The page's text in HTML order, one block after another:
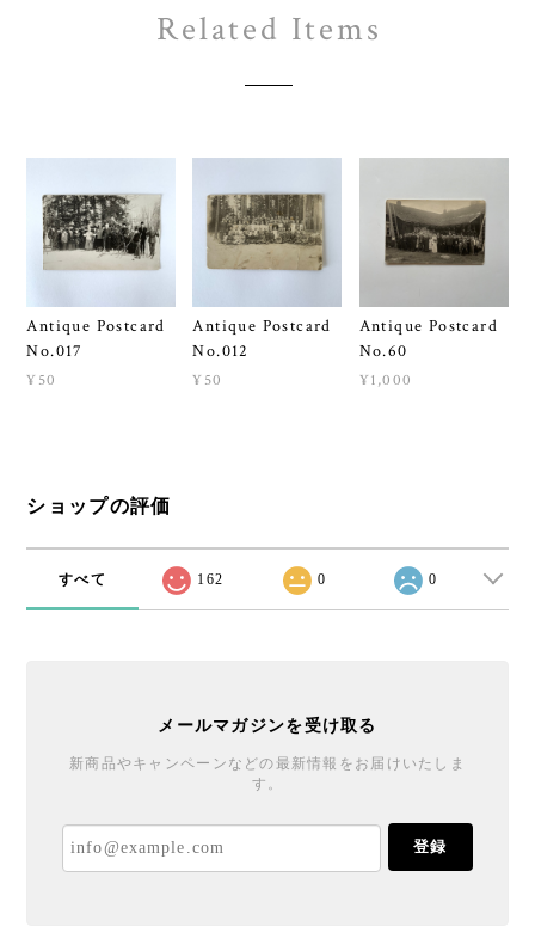
Related Items
Antique Postcard
No.017
¥50
Antique Postcard
No.012
¥50
Antique Postcard
No.60
¥1,000
ショップの評価
すべて 162 0 0
メールマガジンを受け取る
新商品やキャンペーンなどの最新情報をお届けいたしま
す。
登録